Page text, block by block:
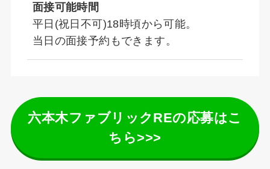
面接可能時間
平日(祝日不可)18時頃から可能。
当日の面接予約もできます。
六本木ファブリックREの応募はこ
ちら>>>